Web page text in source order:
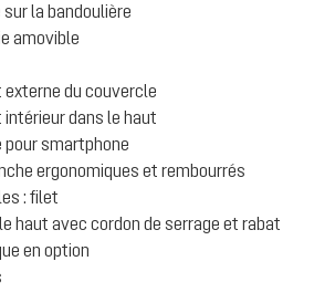
la bandoulière
amovible
du couvercle
dans le haut
smartphone
ergonomiques et rembourrés
: filet
haut avec cordon de serrage et rabat
en option